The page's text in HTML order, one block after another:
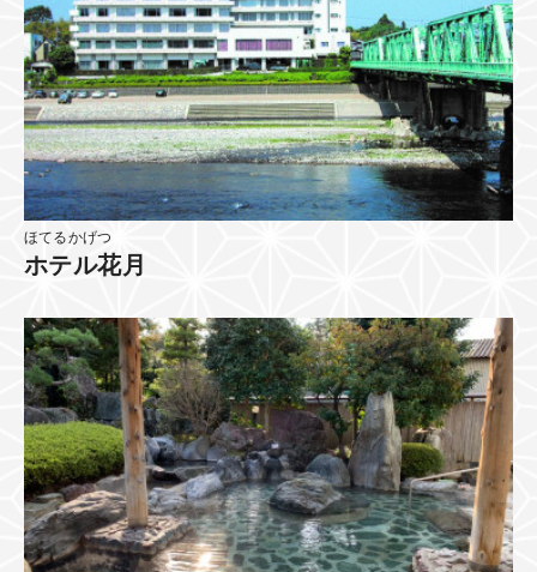
ほてるかげつ
ホテル花月